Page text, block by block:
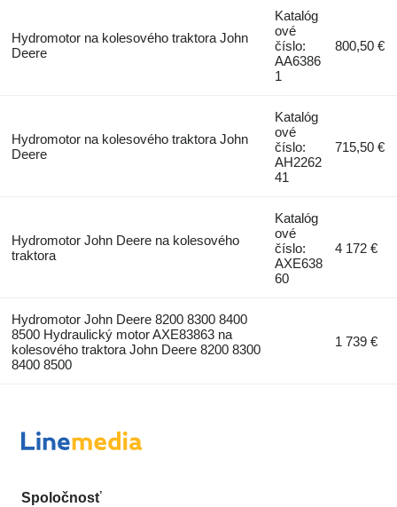
Hydromotor na kolesového traktora John
Deere
Katalóg
ové
číslo:
AA6386
1
800,50 €
Hydromotor na kolesového traktora John
Deere
Katalóg
ové
číslo:
AH2262
41
715,50 €
Hydromotor John Deere na kolesového
traktora
Katalóg
ové
číslo:
AXE638
60
4 172 €
Hydromotor John Deere 8200 8300 8400
8500 Hydraulický motor AXE83863 na
kolesového traktora John Deere 8200 8300
8400 8500
1 739 €
Spoločnosť